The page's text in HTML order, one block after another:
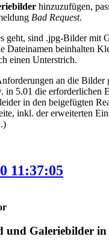
hinzuzufügen,
Bad Request.
geht, sind .jpg-Bilder mit
Dateinamen beinhalten
einen Unterstrich.
an die Bilder
in 5.01 die erforderlichen
in den beigefügten
inkl. der erweiterten
11:37:05
und Galeriebilder